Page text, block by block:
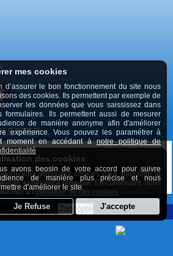
PODCASTS LES RENDEZ-VOUS EN
CAMBRÉSIS
votre adresse e-mail :
INSCRIPTION
2009 - 2020
des cookies
utilise des cookies pour vous offrir la
expérience possible. En continuant, vous
à l'utilisation de ces cookies.
mes cookies
d’assurer le bon fonctionnement du site nous
des cookies. Ils permettent par exemple de
les données que vous saississez dans
formulaires. Ils permettent aussi de mesurer
de manière anonyme afin d'améliorer
expérience. Vous pouvez les paramétrer à
moment en accédant ànotre politique de
avons beosin de votre accord pour suivre
de manière plus précise et nous
d'améliorer le site.